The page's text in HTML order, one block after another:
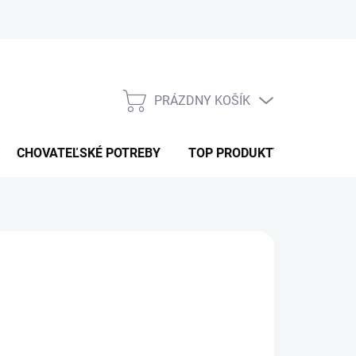
NÁKUPNÝ
PRÁZDNY KOŠÍK
CHOVATEĽSKÉ POTREBY TOP PRODUKTY